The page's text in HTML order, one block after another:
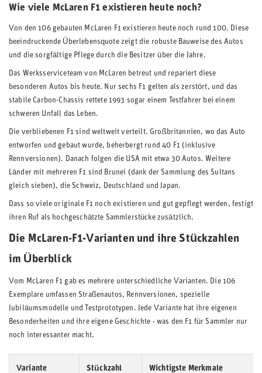
Wie viele McLaren F1 existieren heute noch?
Von den 106 gebauten McLaren F1 existieren heute noch rund 100. Diese
beeindruckende Überlebensquote zeigt die robuste Bauweise des Autos
und die sorgfältige Pflege durch die Besitzer über die Jahre.
Das Werksserviceteam von McLaren betreut und repariert diese
besonderen Autos bis heute. Nur sechs F1 gelten als zerstört, und das
stabile Carbon-Chassis rettete 1993 sogar einem Testfahrer bei einem
schweren Unfall das Leben.
Die verbliebenen F1 sind weltweit verteilt. Großbritannien, wo das Auto
entworfen und gebaut wurde, beherbergt rund 40 F1 (inklusive
Rennversionen). Danach folgen die USA mit etwa 30 Autos. Weitere
Länder mit mehreren F1 sind Brunei (dank der Sammlung des Sultans
gleich sieben), die Schweiz, Deutschland und Japan.
Dass so viele originale F1 noch existieren und gut gepflegt werden, festigt
ihren Ruf als hochgeschätzte Sammlerstücke zusätzlich.
Die McLaren-F1-Varianten und ihre Stückzahlen
im Überblick
Vom McLaren F1 gab es mehrere unterschiedliche Varianten. Die 106
Exemplare umfassen Straßenautos, Rennversionen, spezielle
Jubiläumsmodelle und Testprototypen. Jede Variante hat ihre eigenen
Besonderheiten und ihre eigene Geschichte - was den F1 für Sammler nur
noch interessanter macht.
Variante Stückzahl Wichtigste Merkmale